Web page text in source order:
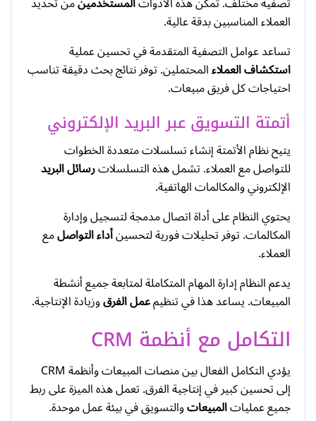
العملاء المناسبين بدقة عالية.
تساعد عوامل التصفية المتقدمة في تحسين عملية
استكشاف العملاءالمحتملين. توفر نتائج بحث دقيقة تناسب
احتياجات كل فريق مبيعات.
أتمتة التسويق عبر البريد الإلكتروني
يتيح نظام الأتمتة إنشاء تسلسلات متعددة الخطوات
للتواصل مع العملاء. تشمل هذه التسلسلاترسائل البريد
الإلكتروني والمكالمات الهاتفية.
يحتوي النظام على أداة اتصال مدمجة لتسجيل وإدارة
المكالمات. توفر تحليلات فورية لتحسينأداء التواصلمع
العملاء.
يدعم النظام إدارة المهام المتكاملة لمتابعة جميع أنشطة
المبيعات. يساعد هذا في تنظيمعمل الفرقوزيادة الإنتاجية.
التكامل مع أنظمة CRM
يؤدي التكامل الفعال بين منصات المبيعات وأنظمة CRM
إلى تحسين كبير في إنتاجية الفرق. تعمل هذه الميزة على ربط
جميع عملياتالمبيعاتوالتسويق في بيئة عمل موحدة.